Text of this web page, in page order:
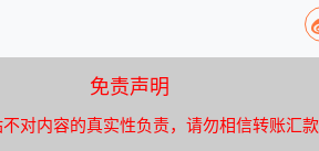
免责声明
对内容的真实性负责，请勿相信转账汇